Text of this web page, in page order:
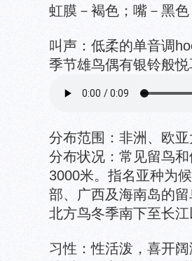
虹膜－褐色；嘴－黑色
叫声：低柔的单音调
季节雄鸟偶有银铃般悦
分布范围：非洲、欧亚
分布状况：常见留鸟
3000米。指名亚种为
部、广西及海南岛的留
北方鸟冬季南下至长
习性：性活泼，喜开